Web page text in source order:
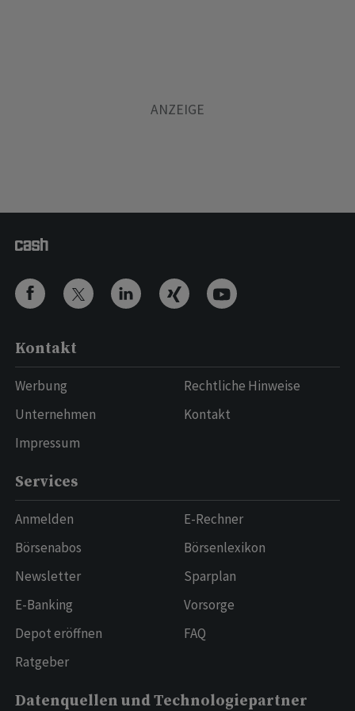
Kontakt
Werbung
Unternehmen
Impressum
Rechtliche Hinweise
Kontakt
Services
Anmelden
Börsenabos
Newsletter
E-Banking
Depot eröffnen
Ratgeber
E-Rechner
Börsenlexikon
Sparplan
Vorsorge
FAQ
Datenquellen und Technologiepartner